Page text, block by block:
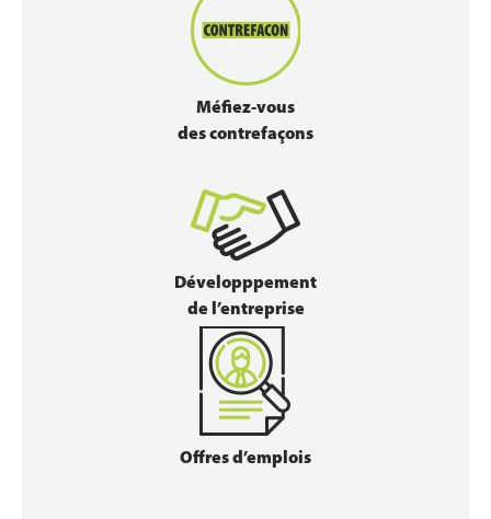
Méfiez-vous
des contrefaçons
Développpement
de l’entreprise
Offres d’emplois